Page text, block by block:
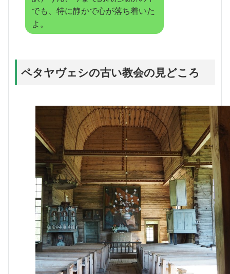
でも、特に静かで心が落ち着いた
よ。
ペタヤヴェシの古い教会の見どころ